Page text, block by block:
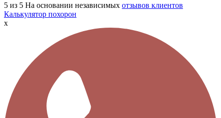
5 из 5 На основании независимых отзывов клиентов
Калькулятор похорон
x